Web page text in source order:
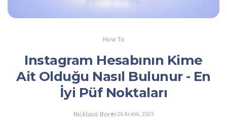
How To
Instagram Hesabının Kime
Ait Olduğu Nasıl Bulunur - En
İyi Püf Noktaları
Nicklaus Borer26 Aralık, 2025